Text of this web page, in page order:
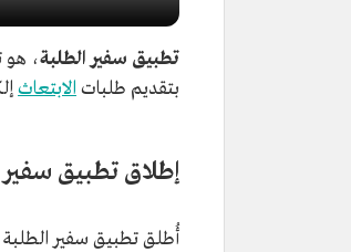
تطبيق سفير الطلبة، هو
بتقديم طلبات الابتعاث
إطلاق تطبيق سفير